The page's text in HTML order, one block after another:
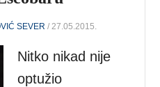
SEVER / 27.05.2015.
Nitko nikad nije
optužio